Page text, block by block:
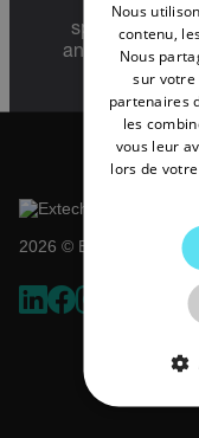
Sections
specifications
and
2026 © Extech All
Nous
contenu,
Nous
sur votre
partenaires
les
vous leur
lors de